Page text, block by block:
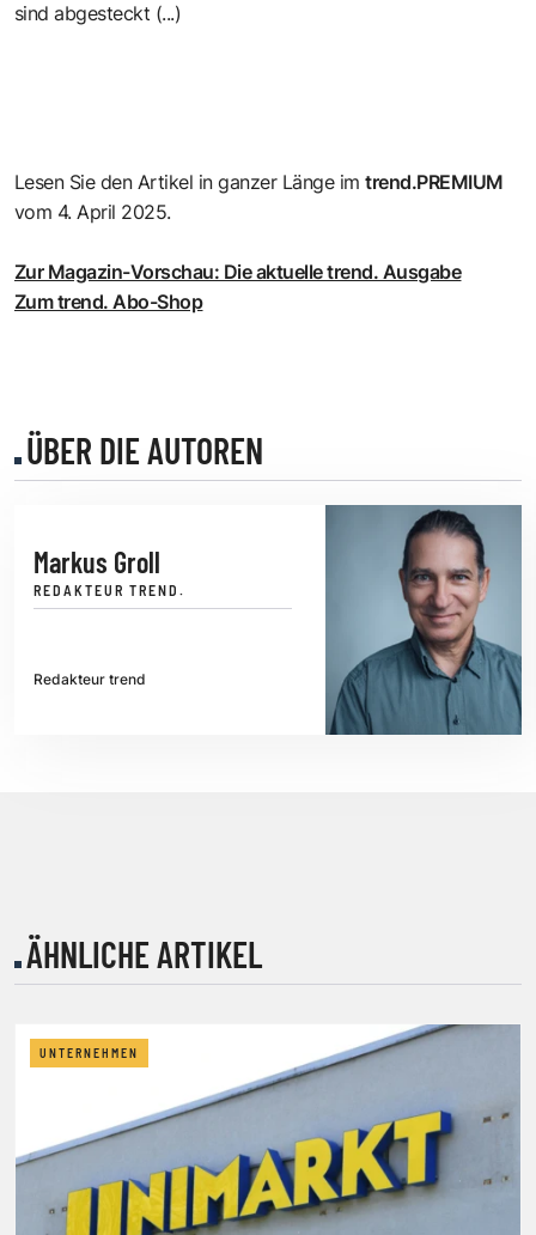
sind abgesteckt (...)
Lesen Sie den Artikel in ganzer Länge imtrend.PREMIUM
vom 4. April 2025.
Zur Magazin-Vorschau: Die aktuelle trend. Ausgabe
Zum trend. Abo-Shop
ÜBER DIE AUTOREN
Markus Groll
REDAKTEUR TREND.
Redakteur trend
ÄHNLICHE ARTIKEL
UNTERNEHMEN